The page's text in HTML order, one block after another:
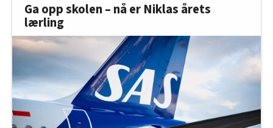
Ga opp skolen – nå er Niklas årets
lærling